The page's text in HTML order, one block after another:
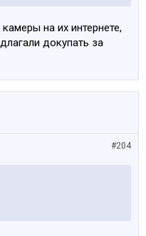
на их интернете,
докупать за
#204